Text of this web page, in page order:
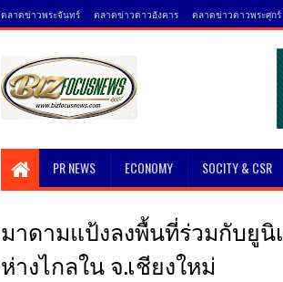
ตลาดข่าวพระจันทร์ ตลาดข่าวดาวอังคาร ตลาดข่าวดาวพระศุกร์
PR NEWS ECONOMY SOCITY & CSR
มาดามแป้งลงพื้นที่ร่วมกับยู
ห่างไกลใน จ.เชียงใหม่